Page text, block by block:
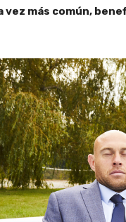
más común,